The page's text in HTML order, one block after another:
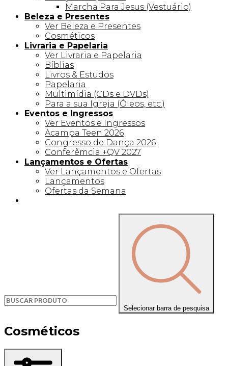
Marcha Para Jesus (Vestuário)
Beleza e Presentes
Ver Beleza e Presentes
Cosméticos
Livraria e Papelaria
Ver Livraria e Papelaria
Bíblias
Livros & Estudos
Papelaria
Multimídia (CDs e DVDs)
Para a sua Igreja (Óleos, etc.)
Eventos e Ingressos
Ver Eventos e Ingressos
Acampa Teen 2026
Congresso de Dança 2026
Conferêmcia +QV 2027
Lançamentos e Ofertas
Ver Lançamentos e Ofertas
Lançamentos
Ofertas da Semana
Selecionar barra de pesquisa
Cosméticos